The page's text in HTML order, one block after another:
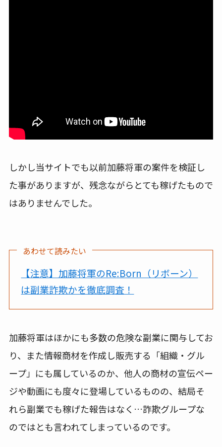
しかし当サイトでも以前加藤将軍の案件を検証し
た事がありますが、残念ながらとても稼げたもので
はありませんでした。
あわせて読みたい
【注意】加藤将軍のRe:Born（リボーン）
は副業詐欺かを徹底調査！
加藤将軍はほかにも多数の危険な副業に関与してお
り、また情報商材を作成し販売する「組織・グル
ープ」にも属しているのか、他人の商材の宣伝ペー
ジや動画にも度々に登場しているものの、結局そ
れら副業でも稼げた報告はなく…詐欺グループな
のではとも言われてしまっているのです。